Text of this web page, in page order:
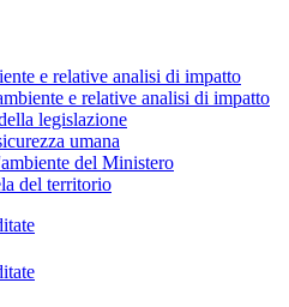
e relative analisi di impatto
e relative analisi di impatto
legislazione
umana
del Ministero
del territorio